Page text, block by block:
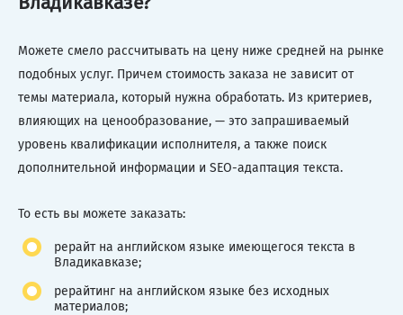
Можете смело рассчитывать на цену ниже средней на рынке
подобных услуг. Причем стоимость заказа не зависит от
темы материала, который нужна обработать. Из критериев,
влияющих на ценообразование, — это запрашиваемый
уровень квалификации исполнителя, а также поиск
дополнительной информации и SEO-адаптация текста.
То есть вы можете заказать:
рерайт на английском языке имеющегося текста в
Владикавказе;
рерайтинг на английском языке без исходных
материалов;